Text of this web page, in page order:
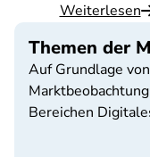
Weiterlesen
Themen der
Auf Grundlage
Bereichen